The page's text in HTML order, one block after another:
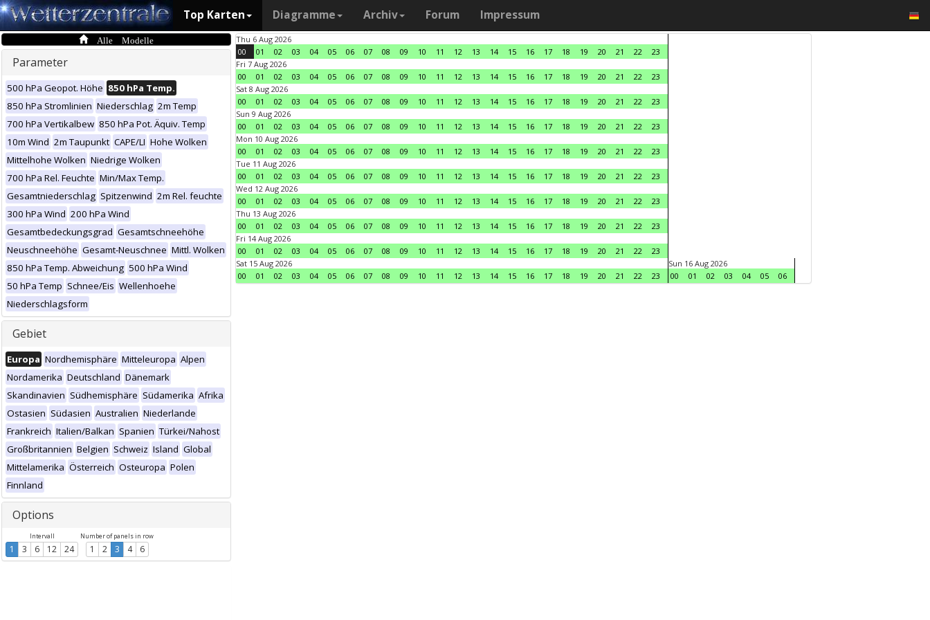
Top Karten Diagramme Archiv Forum Impressum
Alle Modelle
Parameter
500 hPa Geopot. Höhe 850 hPa Temp.
850 hPa Stromlinien Niederschlag 2m Temp
700 hPa Vertikalbew 850 hPa Pot. Äquiv. Temp
10m Wind 2m Taupunkt CAPE/LI Hohe Wolken
Mittelhohe Wolken Niedrige Wolken
700 hPa Rel. Feuchte Min/Max Temp.
Gesamtniederschlag Spitzenwind 2m Rel. feuchte
300 hPa Wind 200 hPa Wind
Gesamtbedeckungsgrad Gesamtschneehöhe
Neuschneehöhe Gesamt-Neuschnee Mittl. Wolken
850 hPa Temp. Abweichung 500 hPa Wind
50 hPa Temp Schnee/Eis Wellenhoehe
Niederschlagsform
Gebiet
Europa Nordhemisphäre Mitteleuropa Alpen
Nordamerika Deutschland Dänemark
Skandinavien Südhemisphäre Südamerika Afrika
Ostasien Südasien Australien Niederlande
Frankreich Italien/Balkan Spanien Türkei/Nahost
Großbritannien Belgien Schweiz Island Global
Mittelamerika Österreich Osteuropa Polen
Finnland
Options
Intervall
1 3 6 12 24
Number of panels in row
1 2 3 4 6
Thu 6 Aug 2026
00
01 02 03 04 05 06 07 08 09 10 11 12 13 14 15 16 17 18 19 20 21 22
23
Fri 7 Aug 2026
00
01 02 03 04 05 06 07 08 09 10 11 12 13 14 15 16 17 18 19 20 21 22
23
Sat 8 Aug 2026
00
01 02 03 04 05 06 07 08 09 10 11 12 13 14 15 16 17 18 19 20 21 22
23
Sun 9 Aug 2026
00
01 02 03 04 05 06 07 08 09 10 11 12 13 14 15 16 17 18 19 20 21 22
23
Mon 10 Aug 2026
00
01 02 03 04 05 06 07 08 09 10 11 12 13 14 15 16 17 18 19 20 21 22
23
Tue 11 Aug 2026
00
01 02 03 04 05 06 07 08 09 10 11 12 13 14 15 16 17 18 19 20 21 22
23
Wed 12 Aug 2026
00
01 02 03 04 05 06 07 08 09 10 11 12 13 14 15 16 17 18 19 20 21 22
23
Thu 13 Aug 2026
00
01 02 03 04 05 06 07 08 09 10 11 12 13 14 15 16 17 18 19 20 21 22
23
Fri 14 Aug 2026
00
01 02 03 04 05 06 07 08 09 10 11 12 13 14 15 16 17 18 19 20 21 22
23
Sat 15 Aug 2026
00
01 02 03 04 05 06 07 08 09 10 11 12 13 14 15 16 17 18 19 20 21 22 23
Sun 16 Aug 2026
00
01 02 03 04 05 06